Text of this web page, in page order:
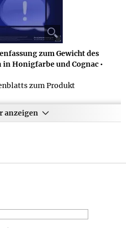
zum Gewicht des
Honigfarbe und Cognac •
zum Produkt
die sich entweder auf
inkl. Verpackung
des Produkts Bernsteintropfen
Halskette - diese lauten im
anzeigen